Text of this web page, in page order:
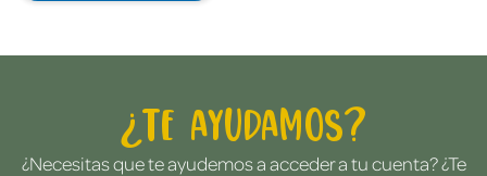
¿Te ayudamos?
¿Necesitas que te ayudemos a acceder a tu cuenta? ¿Te